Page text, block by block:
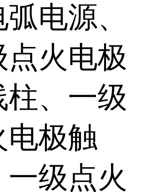
电源、
点火电极
柱、一级
电极触
级点火